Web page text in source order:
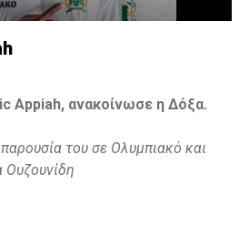
Appiah, ανακοίνωσε η Δόξα.
του σε Ολυμπιακό και
Ουζουνίδη